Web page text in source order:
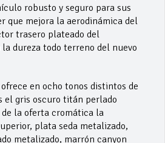
robusto y seguro para sus
que mejora la aerodinámica del
trasero plateado del
dureza todo terreno del nuevo
en ocho tonos distintos de
el gris oscuro titán perlado
la oferta cromática la
plata seda metalizado,
metalizado, marrón canyon